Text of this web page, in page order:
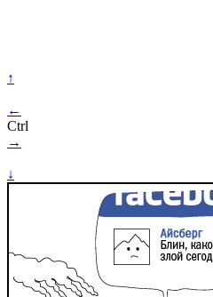
↑
←
Ctrl
→
↓